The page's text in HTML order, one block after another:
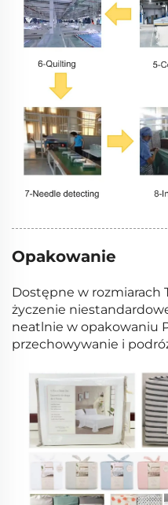
Opakowanie
Dostępne w rozmiarach
życzenie
neatlnie w opakowaniu
przechowywanie i